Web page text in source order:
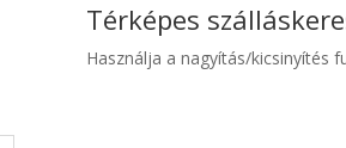
Térképes
Használja a nagyítás/kicsinyítés